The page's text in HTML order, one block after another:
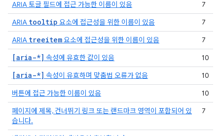
ARIA 토글 필드에 접근 가능한 이름이 있음
7
ARIA tooltip 요소에 접근성을 위한 이름이 있음
7
ARIA treeitem요소에 접근성을 위한 이름이 있음 7
[aria-*] 속성에 유효한 값이 있음 10
[aria-*] 속성이 유효하며 맞춤법 오류가 없음
10
버튼에 접근 가능한 이름이 있음
10
페이지에 제목, 건너뛰기 링크 또는 랜드마크 영역이 포함되어 있
습니다.
7